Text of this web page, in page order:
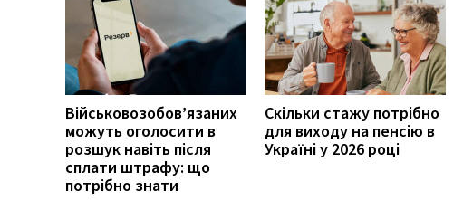
Військовозобов’язаних
можуть оголосити в
розшук навіть після
сплати штрафу: що
потрібно знати
Скільки стажу потрібно
для виходу на пенсію в
Україні у 2026 році